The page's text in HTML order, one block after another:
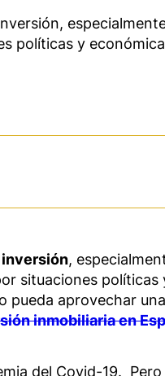
políticas y
inversión,
situaciones
aprovechar
inmobiliaria en
del Covid-19.